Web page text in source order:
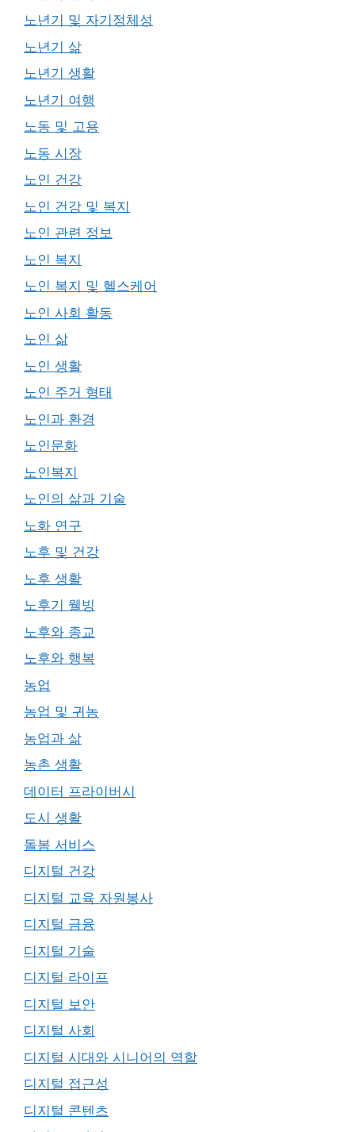
노년기 및 자기정체성
노년기 삶
노년기 생활
노년기 여행
노동 및 고용
노동 시장
노인 건강
노인 건강 및 복지
노인 관련 정보
노인 복지
노인 복지 및 헬스케어
노인 사회 활동
노인 삶
노인 생활
노인 주거 형태
노인과 환경
노인문화
노인복지
노인의 삶과 기술
노화 연구
노후 및 건강
노후 생활
노후기 웰빙
노후와 종교
노후와 행복
농업
농업 및 귀농
농업과 삶
농촌 생활
데이터 프라이버시
도시 생활
돌봄 서비스
디지털 건강
디지털 교육 자원봉사
디지털 금융
디지털 기술
디지털 라이프
디지털 보안
디지털 사회
디지털 시대와 시니어의 역할
디지털 접근성
디지털 콘텐츠